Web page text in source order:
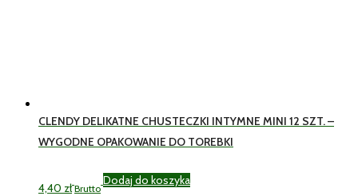
CLENDY DELIKATNE CHUSTECZKI INTYMNE MINI 12 SZT. –
WYGODNE OPAKOWANIE DO TOREBKI
4,40 zł Brutto
Dodaj do koszyka